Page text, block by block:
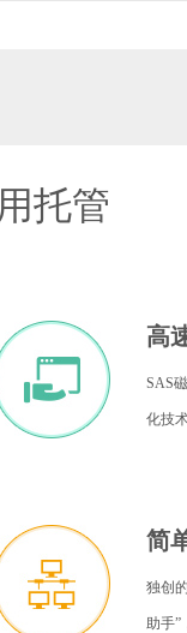
托管
高
SAS
化技
简
独创
助手”